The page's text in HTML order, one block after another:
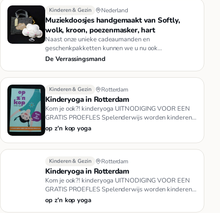
Kinderen & Gezin Nederland
Muziekdoosjes handgemaakt van Softly,
wolk, kroon, poezenmasker, hart
Naast onze unieke cadeaumanden en
geschenkpakketten kunnen we u nu ook
handgemaakte muziekdoosjes van Softly aanbieden
De Verrassingsmand
Kinderen & Gezin Rotterdam
Kinderyoga in Rotterdam
Kom je ook?! kinderyoga UITNODIGING VOOR EEN
GRATIS PROEFLES Spelenderwijs worden kinderen
meer bewust van hun lichaam, …
op z'n kop yoga
Kinderen & Gezin Rotterdam
Kinderyoga in Rotterdam
Kom je ook?! kinderyoga UITNODIGING VOOR EEN
GRATIS PROEFLES Spelenderwijs worden kinderen
meer bewust van hun lichaam, …
op z'n kop yoga